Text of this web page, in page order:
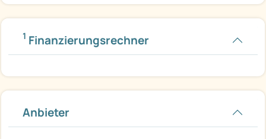
1 Finanzierungsrechner
Anbieter